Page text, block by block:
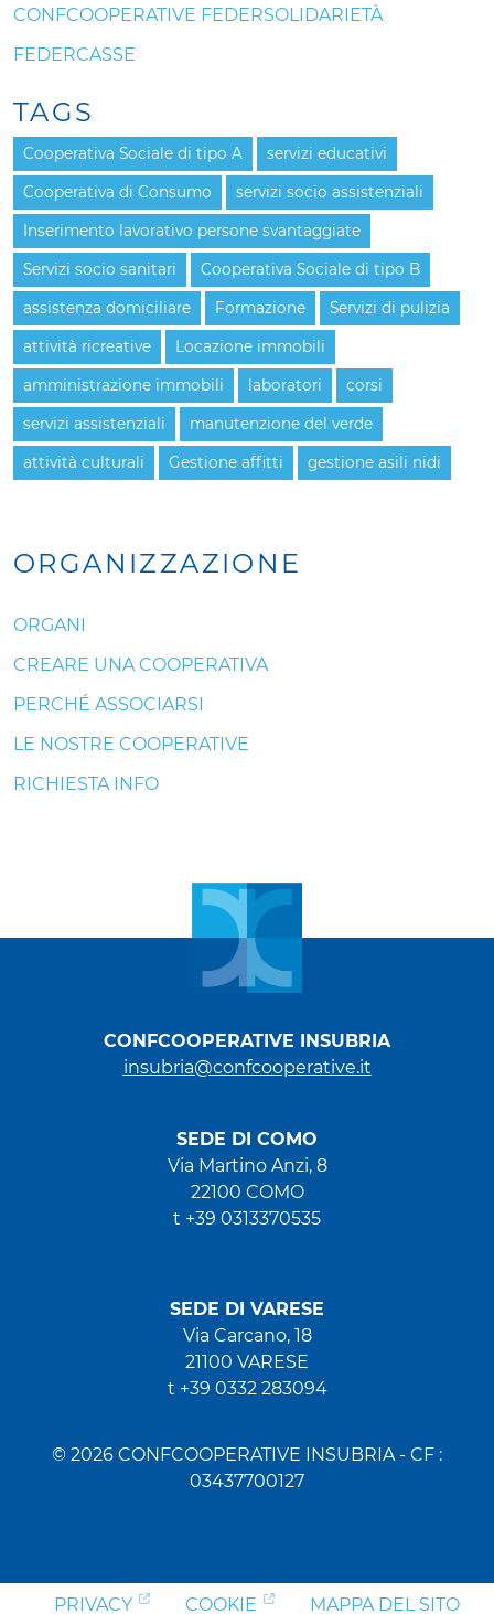
ORGANIZZAZIONE
ORGANI
CREARE UNA COOPERATIVA
PERCHÉ ASSOCIARSI
LE NOSTRE COOPERATIVE
RICHIESTA INFO
CONFCOOPERATIVE FEDERSOLIDARIETÀ
FEDERCASSE
TAGS
Cooperativa Sociale di tipo A servizi educativi
Cooperativa di Consumo servizi socio assistenziali
Inserimento lavorativo persone svantaggiate
Servizi socio sanitari Cooperativa Sociale di tipo B
assistenza domiciliare Formazione Servizi di pulizia
attività ricreative Locazione immobili
amministrazione immobili laboratori corsi
servizi assistenziali manutenzione del verde
attività culturali Gestione affitti gestione asili nidi
CONFCOOPERATIVE INSUBRIA
insubria@confcooperative.it
SEDE DI COMO
Via Martino Anzi, 8
22100 COMO
t +39 0313370535
SEDE DI VARESE
Via Carcano, 18
21100 VARESE
t +39 0332 283094
© 2026 CONFCOOPERATIVE INSUBRIA - CF :
03437700127
PRIVACY COOKIE MAPPA DEL SITO